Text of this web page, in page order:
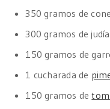
350 gramos de
300 gramos de
150 gramos de
1 cucharada de
150 gramos de